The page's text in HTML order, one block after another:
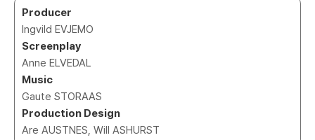
Producer
Ingvild EVJEMO
Screenplay
Anne ELVEDAL
Music
Gaute STORAAS
Production Design
Are AUSTNES, Will ASHURST